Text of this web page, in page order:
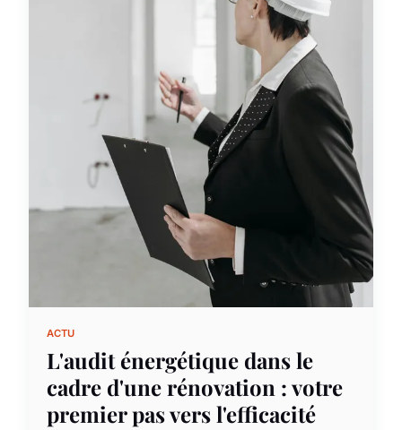
ACTU
L'audit énergétique dans le
cadre d'une rénovation : votre
premier pas vers l'efficacité